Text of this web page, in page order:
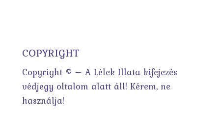
COPYRIGHT
Copyright © – A Lélek Illata kifejezés
védjegy oltalom alatt áll! Kérem, ne
használja!